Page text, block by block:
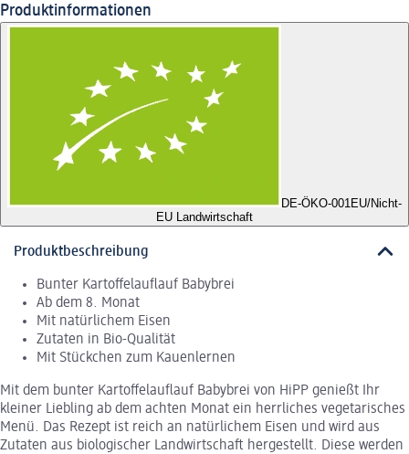
Produktinformationen
DE-ÖKO-001EU/Nicht-
EU Landwirtschaft
Produktbeschreibung
Bunter Kartoffelauflauf Babybrei
Ab dem 8. Monat
Mit natürlichem Eisen
Zutaten in Bio-Qualität
Mit Stückchen zum Kauenlernen
Mit dem bunter Kartoffelauflauf Babybrei von HiPP genießt Ihr
kleiner Liebling ab dem achten Monat ein herrliches vegetarisches
Menü. Das Rezept ist reich an natürlichem Eisen und wird aus
Zutaten aus biologischer Landwirtschaft hergestellt. Diese werden